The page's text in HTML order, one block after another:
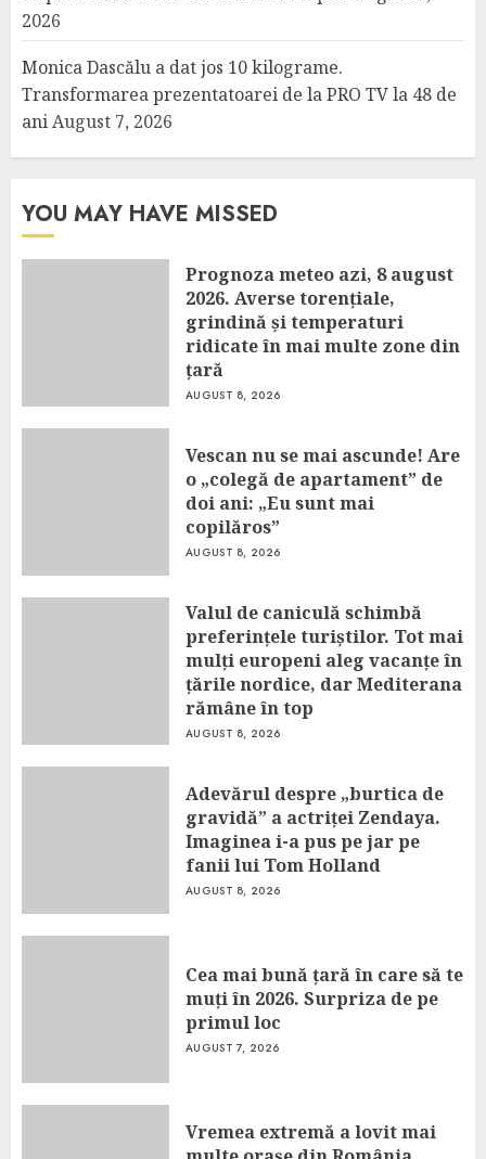
2026
Monica Dascălu a dat jos 10 kilograme.
Transformarea prezentatoarei de la PRO TV la 48 de
aniAugust 7, 2026
YOU MAY HAVE MISSED
Prognoza meteo azi, 8 august
2026. Averse torențiale,
grindină și temperaturi
ridicate în mai multe zone din
țară
AUGUST 8, 2026
Vescan nu se mai ascunde! Are
o „colegă de apartament” de
doi ani: „Eu sunt mai
copilăros”
AUGUST 8, 2026
Valul de caniculă schimbă
preferințele turiștilor. Tot mai
mulți europeni aleg vacanțe în
țările nordice, dar Mediterana
rămâne în top
AUGUST 8, 2026
Adevărul despre „burtica de
gravidă” a actriței Zendaya.
Imaginea i-a pus pe jar pe
fanii lui Tom Holland
AUGUST 8, 2026
Cea mai bună țară în care să te
muți în 2026. Surpriza de pe
primul loc
AUGUST 7, 2026
Vremea extremă a lovit mai